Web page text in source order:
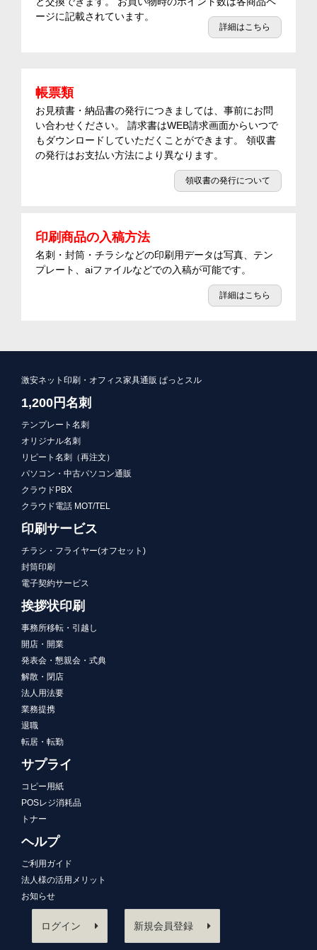
ージに記載されています。
詳細はこちら
帳票類
お見積書・納品書の発行につきましては、事前にお問
い合わせください。 請求書はWEB請求画面からいつで
もダウンロードしていただくことができます。 領収書
の発行はお支払い方法により異なります。
領収書の発行について
印刷商品の入稿方法
名刺・封筒・チラシなどの印刷用データは写真、テン
プレート、aiファイルなどでの入稿が可能です。
詳細はこちら
激安ネット印刷・オフィス家具通販 ぱっとスル
1,200円名刺
テンプレート名刺
オリジナル名刺
リピート名刺（再注文）
パソコン・中古パソコン通販
クラウドPBX
クラウド電話 MOT/TEL
印刷サービス
チラシ・フライヤー(オフセット)
封筒印刷
電子契約サービス
挨拶状印刷
事務所移転・引越し
開店・開業
発表会・懇親会・式典
解散・閉店
法人用法要
業務提携
退職
転居・転勤
サプライ
コピー用紙
POSレジ消耗品
トナー
ヘルプ
ご利用ガイド
法人様の活用メリット
お知らせ
ログイン 新規会員登録